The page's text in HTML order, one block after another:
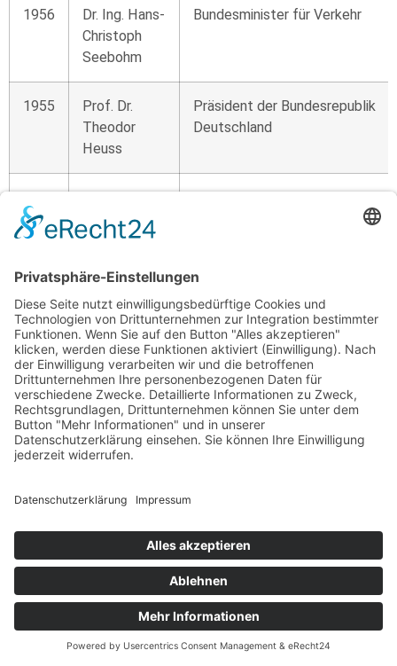
1956
Dr. Ing. Hans-
Christoph
Seebohm
Bundesminister für Verkehr
1955
Prof. Dr.
Theodor
Heuss
Präsident der Bundesrepublik
Deutschland
1954
Dr. Konrad
Adenauer
Bundeskanzler der
Bundesrepublik Deutschland
1953
Prof. Dr.
Erhard
1952
Prof. Dr.
Theodor
Heuss
Präsident der Bundesrepublik
Deutschland
Die Geschichte
der Schaffermahlzeit
Die Schaffermahlzeit ist heute weltbekannt – doch ihre
Wurzeln reichen bis ins 16. Jahrhundert zurück.
Ursprünglich waren es einfache Zusammenkünfte der
Schiffer im HAUS SEEFAHRT: zur Rechnungslegung, vor
dem Auslaufen oder am Ende des Winters. Gegessen